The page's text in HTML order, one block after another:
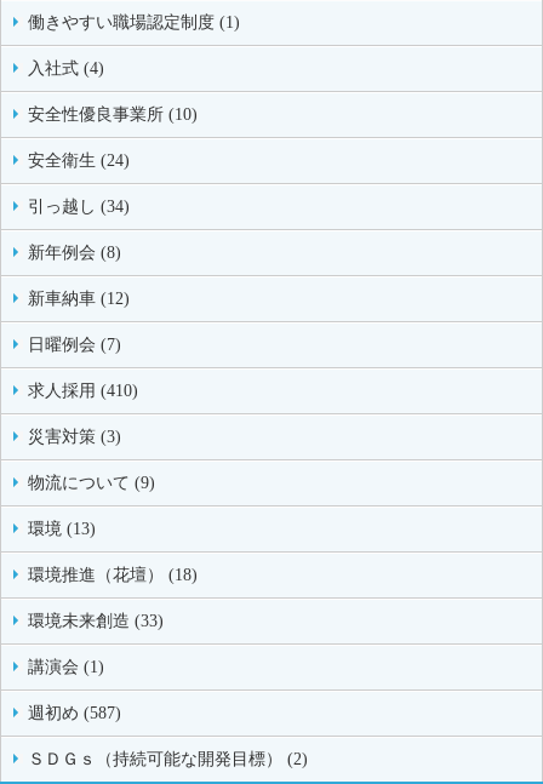
働きやすい職場認定制度 (1)
入社式 (4)
安全性優良事業所 (10)
安全衛生 (24)
引っ越し (34)
新年例会 (8)
新車納車 (12)
日曜例会 (7)
求人採用 (410)
災害対策 (3)
物流について (9)
環境 (13)
環境推進（花壇） (18)
環境未来創造 (33)
講演会 (1)
週初め (587)
ＳＤＧｓ（持続可能な開発目標） (2)